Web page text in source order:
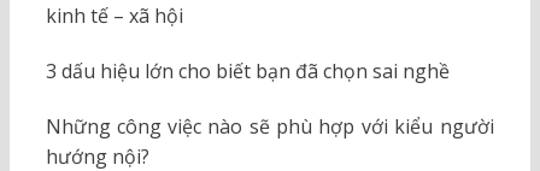
kinh tế – xã hội
3 dấu hiệu lớn cho biết bạn đã chọn sai nghề
Những công việc nào sẽ phù hợp với kiểu người
hướng nội?